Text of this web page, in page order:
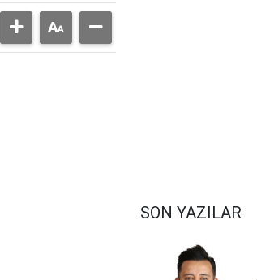
SON YAZILAR